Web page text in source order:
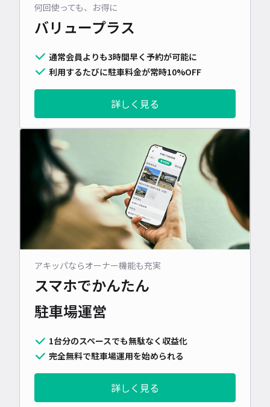
何回使っても、お得に
バリュープラス
通常会員よりも3時間早く予約が可能に
利用するたびに駐車料金が常時10%OFF
詳しく見る
アキッパならオーナー機能も充実
スマホでかんたん
駐車場運営
1台分のスペースでも無駄なく収益化
完全無料で駐車場運用を始められる
詳しく見る